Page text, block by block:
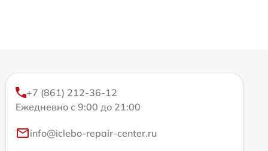
+7 (861) 212-36-12
Ежедневно с 9:00 до 21:00
info@iclebo-repair-center.ru